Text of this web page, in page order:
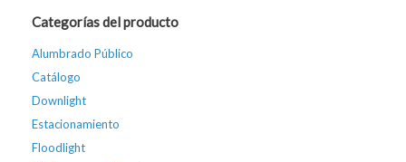
Categorías del producto
Alumbrado Público
Catálogo
Downlight
Estacionamiento
Floodlight